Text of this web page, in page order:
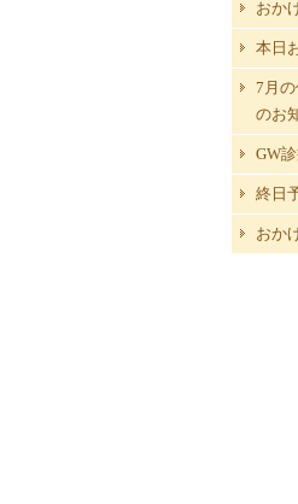
おか
本日
7月
のお
GW
終日
おか